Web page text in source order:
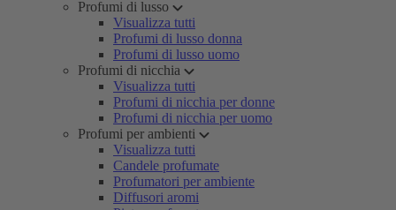
Profumi di lusso
Visualizza tutti
Profumi di lusso donna
Profumi di lusso uomo
Profumi di nicchia
Visualizza tutti
Profumi di nicchia per donne
Profumi di nicchia per uomo
Profumi per ambienti
Visualizza tutti
Candele profumate
Profumatori per ambiente
Diffusori aromi